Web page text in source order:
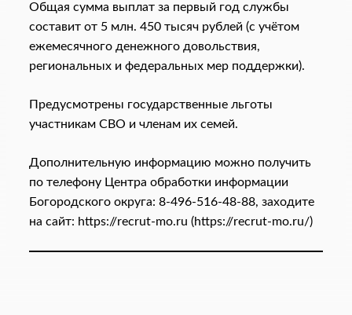
Общая сумма выплат за первый год службы
составит от 5 млн. 450 тысяч рублей (с учётом
ежемесячного денежного довольствия,
региональных и федеральных мер поддержки).
Предусмотрены государственные льготы
участникам СВО и членам их семей.
Дополнительную информацию можно получить
по телефону Центра обработки информации
Богородского округа: 8-496-516-48-88, заходите
на сайт: https://recrut-mo.ru (https://recrut-mo.ru/)